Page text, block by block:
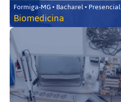
Formiga-MG • Bacharel • Presencial
Biomedicina